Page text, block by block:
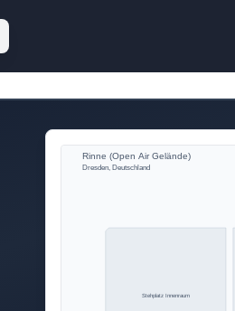
Stehplatz Innenraum
Rinne (Open Air Gelände)
Dresden, Deutschland